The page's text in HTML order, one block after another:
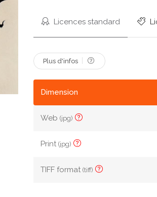
Licences standard
Plus d'infos
Dimension
Web(jpg)
Print(jpg)
TIFF format(tiff)